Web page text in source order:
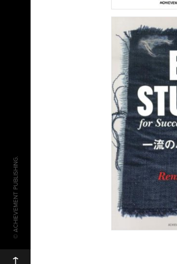
© ACHIEVEMENT PUBLISHING.